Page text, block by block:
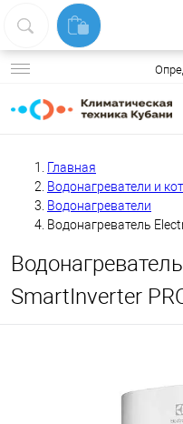
Главная
Водонагреватели и
Водонагреватели
Водонагреватель
SmartInverter